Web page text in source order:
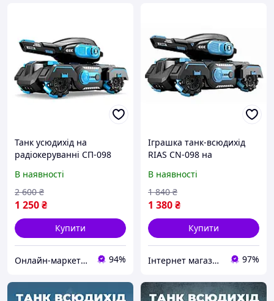
Танк усюдихід на
радіокеруванні СП-098
браслет Синій
В наявності
1 250₴
2 600 ₴
Купити
Онлайн-маркет "InBasket" 94%
Іграшка танк-всюдихід
RIAS CN-098 на
стріляючий водяними
кулями Black-Blue
(3_03912)
В наявності
1 380₴
1 840 ₴
Купити
Інтернет магазин Rombi 97%